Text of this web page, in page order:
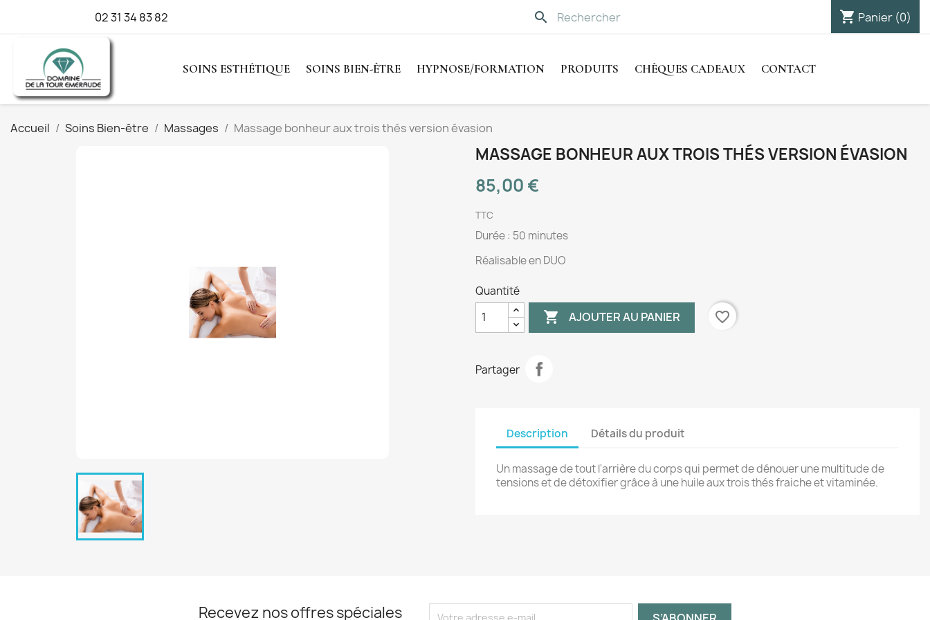
02 31 34 83 82 search shopping_cart Panier (0)
SOINS ESTHÉTIQUE SOINS BIEN-ÊTRE HYPNOSE/FORMATION PRODUITS CHÈQUES CADEAUX CONTACT
Accueil Soins Bien-être Massages Massage bonheur aux trois thés version évasion
MASSAGE BONHEUR AUX TROIS THÉS VERSION ÉVASION
85,00 €
TTC
Durée : 50 minutes
Réalisable en DUO
Quantité
 AJOUTER AU PANIER favorite_border
Partager
Description Détails du produit
Un massage de tout l'arrière du corps qui permet de dénouer une multitude de
tensions et de détoxifier grâce à une huile aux trois thés fraiche et vitaminée.
Recevez nos offres spéciales